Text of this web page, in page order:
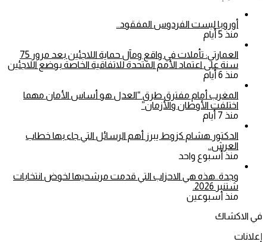
أوروبا ليست الفردوس المفقود..
منذ 5 أيام
العمارتي: تأملات في واقع ومآل حماية اللاجئين بعد مرور 75
سنة على اعتماد الأمم المتحدة للاتفاقية الخاصة بوضع اللاجئين
منذ 6 أيام
المغرب أمام مفترق طرق “العدل هو أساس الأمان مهما
اختلفت الأوطان والأزمان”
منذ 7 أيام
الدكتور هشام كزوط يبرز أهم الرسائل التي جاء بها خطاب
العرش..
منذ أسبوع واحد
وجدة..هذه هي الاحزاب التي قدمت مرشحيها لخوض انتخابات
شتنبر 2026.
منذ أسبوعين
في الاكشاك
إعلانات